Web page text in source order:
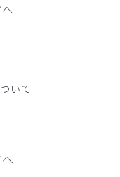
いて